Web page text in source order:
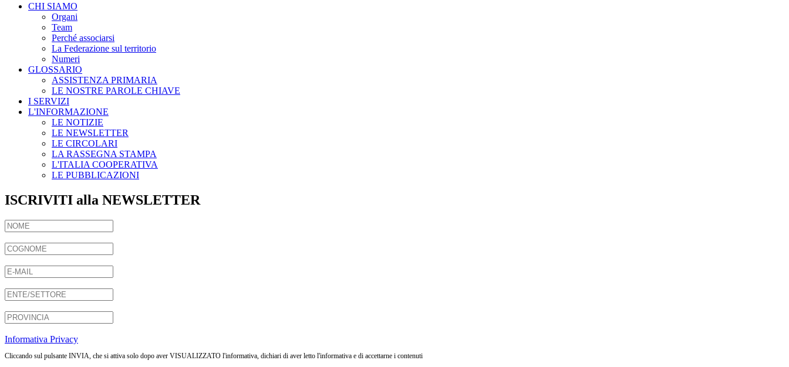
CHI SIAMO
Organi
Team
Perché associarsi
La Federazione sul territorio
Numeri
GLOSSARIO
ASSISTENZA PRIMARIA
LE NOSTRE PAROLE CHIAVE
I SERVIZI
L'INFORMAZIONE
LE NOTIZIE
LE NEWSLETTER
LE CIRCOLARI
LA RASSEGNA STAMPA
L'ITALIA COOPERATIVA
LE PUBBLICAZIONI
ISCRIVITI alla NEWSLETTER
Informativa Privacy
Cliccando sul pulsante INVIA, che si attiva solo dopo aver VISUALIZZATO l'informativa, dichiari di aver letto l'informativa e di accettarne i contenuti